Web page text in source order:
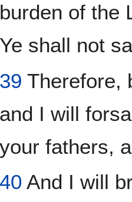
burden of the
Ye shall not
39 Therefore,
and I will
your fathers,
40 And I will